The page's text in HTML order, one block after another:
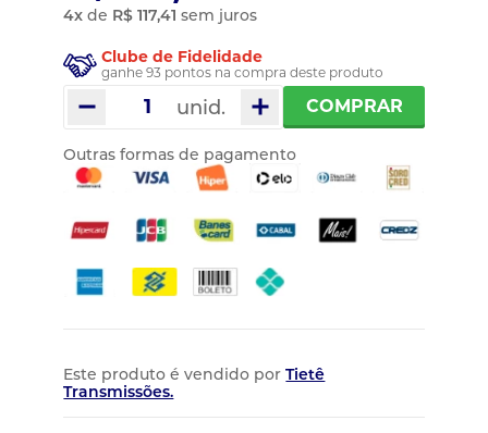
4x de R$ 117,41 sem juros
Clube de Fidelidade
ganhe 93 pontos na compra deste produto
unid. COMPRAR
Outras formas de pagamento
Este produto é vendido porTietê
Transmissões.